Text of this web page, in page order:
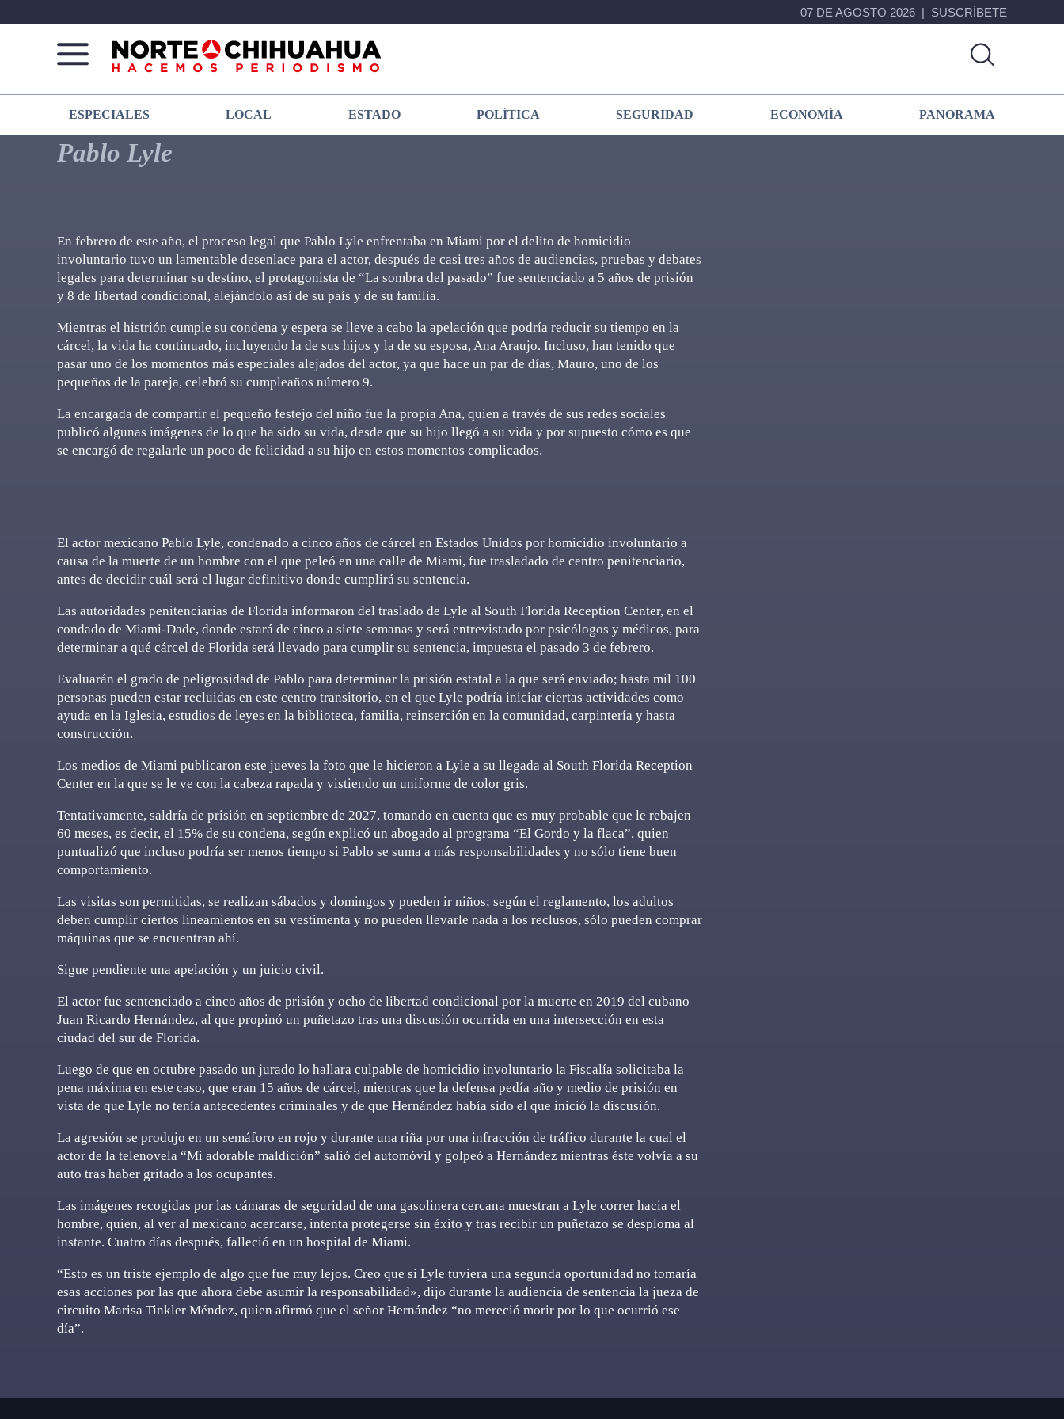
07 DE AGOSTO 2026 SUSCRÍBETE
Norte
De
Chihuahua
Más
que
noticias,
hacemos periodismo
ESPECIALES LOCAL ESTADO POLÍTICA SEGURIDAD ECONOMÍA PANORAMA
Pablo Lyle
En febrero de este año, el proceso legal que Pablo Lyle enfrentaba en Miami por el delito de homicidio
involuntario tuvo un lamentable desenlace para el actor, después de casi tres años de audiencias, pruebas y debates
legales para determinar su destino, el protagonista de “La sombra del pasado” fue sentenciado a 5 años de prisión
y 8 de libertad condicional, alejándolo así de su país y de su familia.
Mientras el histrión cumple su condena y espera se lleve a cabo la apelación que podría reducir su tiempo en la
cárcel, la vida ha continuado, incluyendo la de sus hijos y la de su esposa, Ana Araujo. Incluso, han tenido que
pasar uno de los momentos más especiales alejados del actor, ya que hace un par de días, Mauro, uno de los
pequeños de la pareja, celebró su cumpleaños número 9.
La encargada de compartir el pequeño festejo del niño fue la propia Ana, quien a través de sus redes sociales
publicó algunas imágenes de lo que ha sido su vida, desde que su hijo llegó a su vida y por supuesto cómo es que
se encargó de regalarle un poco de felicidad a su hijo en estos momentos complicados.
El actor mexicano Pablo Lyle, condenado a cinco años de cárcel en Estados Unidos por homicidio involuntario a
causa de la muerte de un hombre con el que peleó en una calle de Miami, fue trasladado de centro penitenciario,
antes de decidir cuál será el lugar definitivo donde cumplirá su sentencia.
Las autoridades penitenciarias de Florida informaron del traslado de Lyle al South Florida Reception Center, en el
condado de Miami-Dade, donde estará de cinco a siete semanas y será entrevistado por psicólogos y médicos, para
determinar a qué cárcel de Florida será llevado para cumplir su sentencia, impuesta el pasado 3 de febrero.
Evaluarán el grado de peligrosidad de Pablo para determinar la prisión estatal a la que será enviado; hasta mil 100
personas pueden estar recluidas en este centro transitorio, en el que Lyle podría iniciar ciertas actividades como
ayuda en la Iglesia, estudios de leyes en la biblioteca, familia, reinserción en la comunidad, carpintería y hasta
construcción.
Los medios de Miami publicaron este jueves la foto que le hicieron a Lyle a su llegada al South Florida Reception
Center en la que se le ve con la cabeza rapada y vistiendo un uniforme de color gris.
Tentativamente, saldría de prisión en septiembre de 2027, tomando en cuenta que es muy probable que le rebajen
60 meses, es decir, el 15% de su condena, según explicó un abogado al programa “El Gordo y la flaca”, quien
puntualizó que incluso podría ser menos tiempo si Pablo se suma a más responsabilidades y no sólo tiene buen
comportamiento.
Las visitas son permitidas, se realizan sábados y domingos y pueden ir niños; según el reglamento, los adultos
deben cumplir ciertos lineamientos en su vestimenta y no pueden llevarle nada a los reclusos, sólo pueden comprar
máquinas que se encuentran ahí.
Sigue pendiente una apelación y un juicio civil.
El actor fue sentenciado a cinco años de prisión y ocho de libertad condicional por la muerte en 2019 del cubano
Juan Ricardo Hernández, al que propinó un puñetazo tras una discusión ocurrida en una intersección en esta
ciudad del sur de Florida.
Luego de que en octubre pasado un jurado lo hallara culpable de homicidio involuntario la Fiscalía solicitaba la
pena máxima en este caso, que eran 15 años de cárcel, mientras que la defensa pedía año y medio de prisión en
vista de que Lyle no tenía antecedentes criminales y de que Hernández había sido el que inició la discusión.
La agresión se produjo en un semáforo en rojo y durante una riña por una infracción de tráfico durante la cual el
actor de la telenovela “Mi adorable maldición” salió del automóvil y golpeó a Hernández mientras éste volvía a su
auto tras haber gritado a los ocupantes.
Las imágenes recogidas por las cámaras de seguridad de una gasolinera cercana muestran a Lyle correr hacia el
hombre, quien, al ver al mexicano acercarse, intenta protegerse sin éxito y tras recibir un puñetazo se desploma al
instante. Cuatro días después, falleció en un hospital de Miami.
“Esto es un triste ejemplo de algo que fue muy lejos. Creo que si Lyle tuviera una segunda oportunidad no tomaría
esas acciones por las que ahora debe asumir la responsabilidad», dijo durante la audiencia de sentencia la jueza de
circuito Marisa Tinkler Méndez, quien afirmó que el señor Hernández “no mereció morir por lo que ocurrió ese
día”.